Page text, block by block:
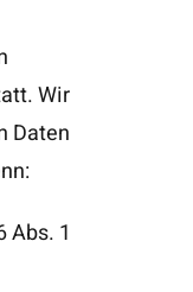
Wir
Daten
Abs. 1